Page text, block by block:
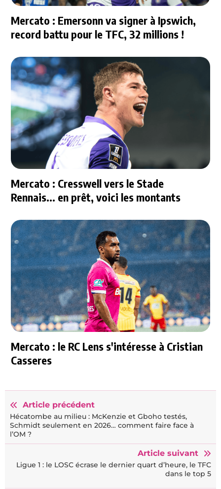
Mercato : Emersonn va signer à Ipswich,
record battu pour le TFC, 32 millions !
Mercato : Cresswell vers le Stade
Rennais... en prêt, voici les montants
Mercato : le RC Lens s'intéresse à Cristian
Casseres
Article précédent
Hécatombe au milieu : McKenzie et Gboho testés,
Schmidt seulement en 2026… comment faire face à
l’OM ?
Article suivant
Ligue 1 : le LOSC écrase le dernier quart d’heure, le TFC
dans le top 5